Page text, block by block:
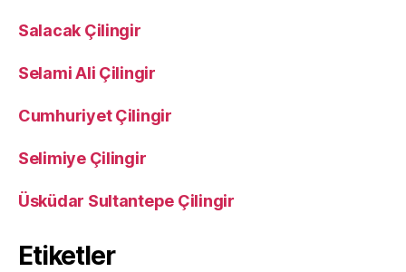
Salacak Çilingir
Selami Ali Çilingir
Cumhuriyet Çilingir
Selimiye Çilingir
Üsküdar Sultantepe Çilingir
Etiketler